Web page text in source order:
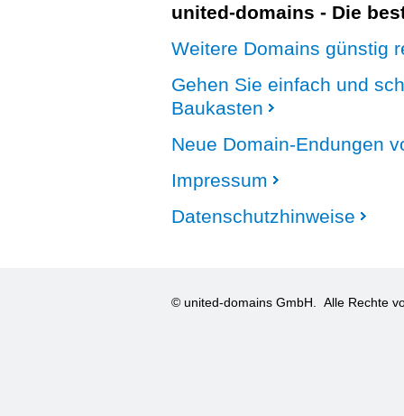
united-domains - Die
Weitere Domains günstig
Gehen Sie einfach und
Baukasten
Neue Domain-Endungen
Impressum
Datenschutzhinweise
© united-domains GmbH. Alle Rechte